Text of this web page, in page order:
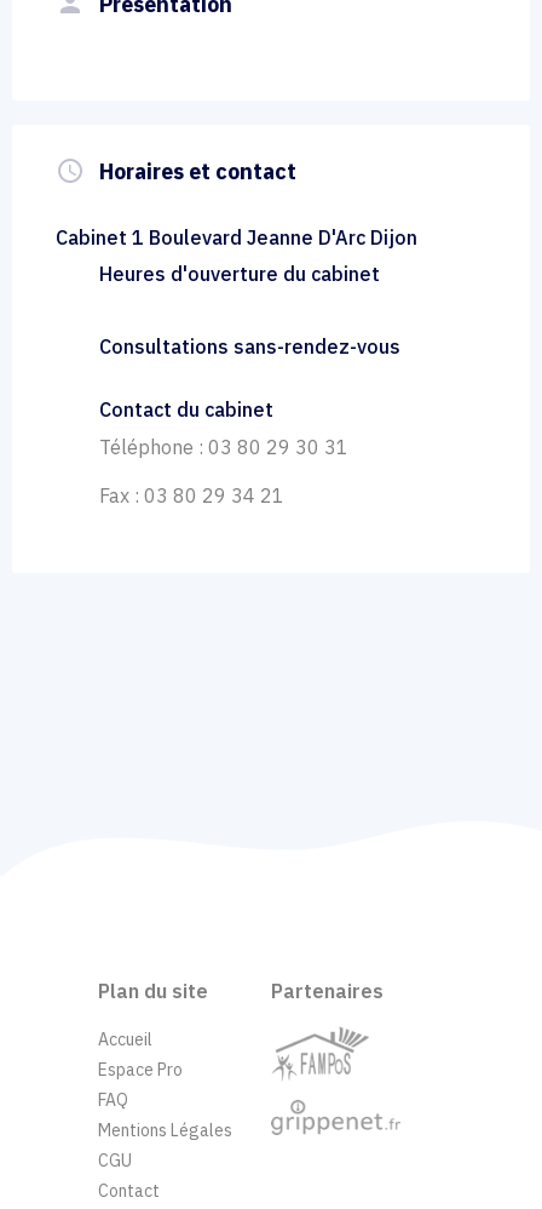
query_builder Horaires et contact
Cabinet 1 Boulevard Jeanne D'Arc Dijon
Heures d'ouverture du cabinet
Consultations sans-rendez-vous
Contact du cabinet
Téléphone : 03 80 29 30 31
Fax : 03 80 29 34 21
Plan du site
Accueil
Espace Pro
FAQ
Mentions Légales
CGU
Contact
Partenaires